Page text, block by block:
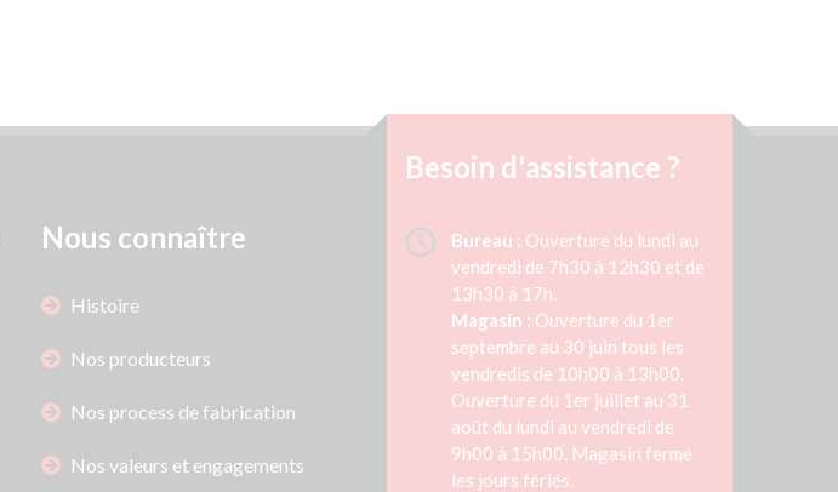
Nous connaître
Histoire
Nos producteurs
Nos process de fabrication
Nos valeurs et engagements
Besoin d'assistance ?
Bureau : Ouverture du lundi au
vendredi de 7h30 à 12h30 et de
13h30 à 17h.
Magasin : Ouverture du 1er
septembre au 30 juin tous les
vendredis de 10h00 à 13h00.
Ouverture du 1er juillet au 31
août du lundi au vendredi de
9h00 à 15h00. Magasin fermé
les jours fériés.